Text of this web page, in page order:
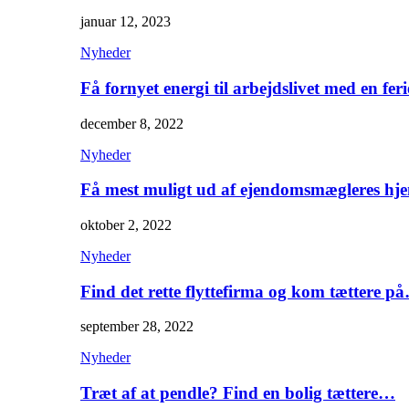
januar 12, 2023
Nyheder
Få fornyet energi til arbejdslivet med en
december 8, 2022
Nyheder
Få mest muligt ud af ejendomsmægleres
oktober 2, 2022
Nyheder
Find det rette flyttefirma og kom tættere
september 28, 2022
Nyheder
Træt af at pendle? Find en bolig tættere…